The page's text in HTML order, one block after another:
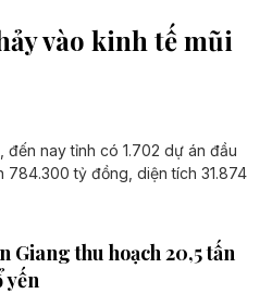
vào kinh tế mũi
đến nay tỉnh có 1.702 dự án đầu
tỷ đồng, diện tích 31.874
Giang thu hoạch 20,5 tấn
yến